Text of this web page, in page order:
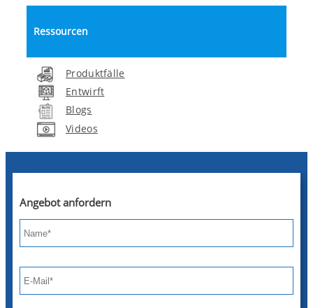
Ressourcen
Produktfälle
Entwirft
Blogs
Videos
Angebot anfordern